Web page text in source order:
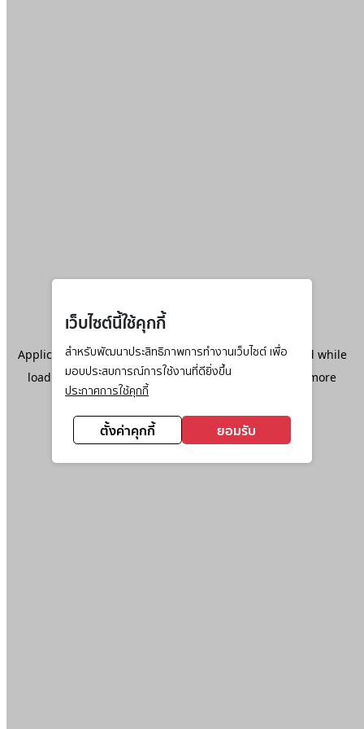
เว็บไซต์นี้ใช้คุกกี้
สำหรับพัฒนาประสิทธิภาพการทำงานเว็บไซต์ เพื่อ
มอบประสบการณ์การใช้งานที่ดียิ่งขึ้น
ประกาศการใช้คุกกี้
ตั้งค่าคุกกี้ ยอมรับ
Application error: aclient-side exception has occurred while
loadingwww.ktc.co.th(see the browser console
for more
information).